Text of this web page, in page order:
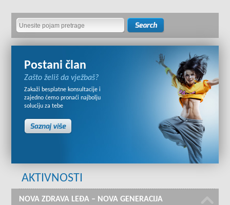
Postani član
Zašto želiš da vježbaš?
Zakaži besplatne konsultacije i
zajedno ćemo pronaći najbolju
soluciju za tebe
AKTIVNOSTI
NOVA ZDRAVA LEĐA – NOVA GENERACIJA